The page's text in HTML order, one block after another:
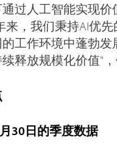
过人工智能实现价
来，我们秉持AI优
工作环境中蓬勃发
释放规模化价值"，
30日的季度数据